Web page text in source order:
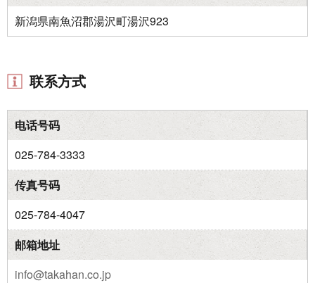
新潟県南魚沼郡湯沢町湯沢923
联系方式
电话号码
025-784-3333
传真号码
025-784-4047
邮箱地址
info@takahan.co.jp